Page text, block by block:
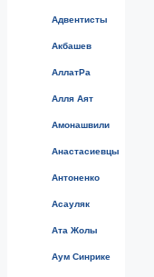
Адвентисты
Акбашев
АллатРа
Алля Аят
Амонашвили
Анастасиевцы
Антоненко
Асауляк
Ата Жолы
Аум Синрике